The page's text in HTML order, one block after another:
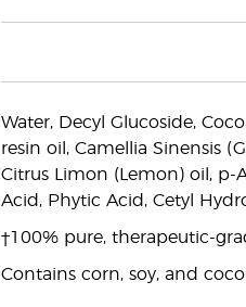
Water, Decyl Glucoside,
resin oil, Camellia Sinensis
Citrus Limon (Lemon) oil, p-
Acid, Phytic Acid, Cetyl
†100% pure, therapeutic-
Contains corn, soy, and